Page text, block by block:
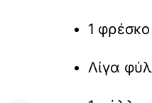
1
Λίγα